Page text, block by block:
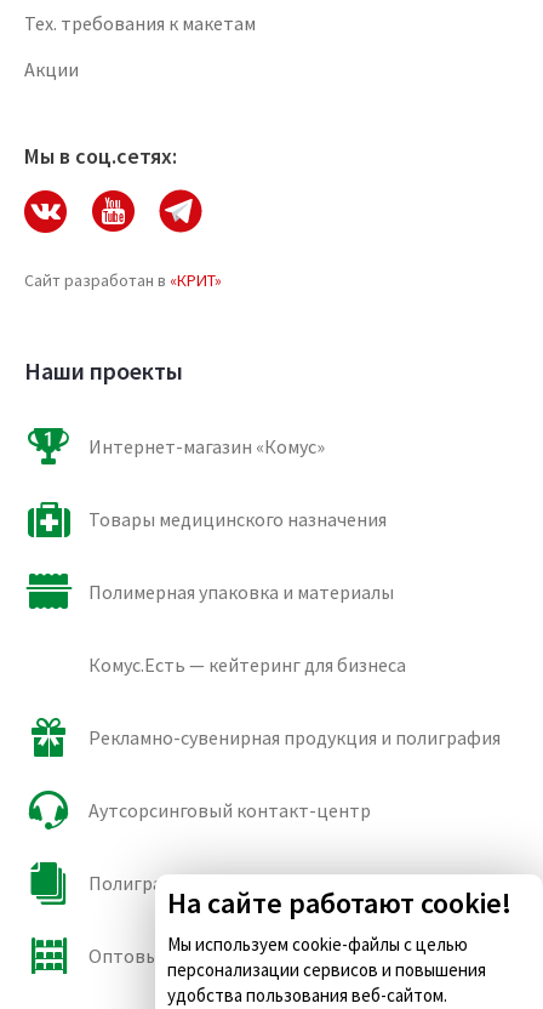
Тех. требования к макетам
Акции
Мы в соц.сетях:
Сайт разработан в «КРИТ»
Наши проекты
Интернет-магазин «Комус»
Товары медицинского назначения
Полимерная упаковка и материалы
Комус.Есть — кейтеринг для бизнеса
Рекламно-сувенирная продукция и полиграфия
Аутсорсинговый контакт-центр
Полиграфические сорта бумаги и картона
Оптовые продажи
На сайте работают cookie!
Мы используем cookie-файлы с целью
персонализации сервисов и повышения
удобства пользования веб-сайтом.